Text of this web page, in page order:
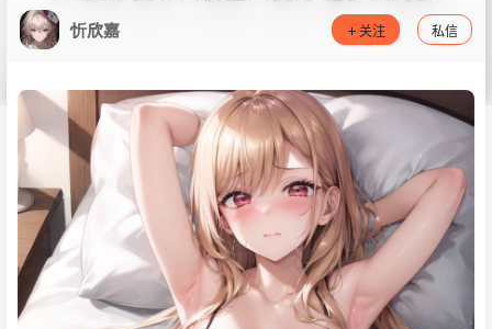
忻欣嘉 关注 私信